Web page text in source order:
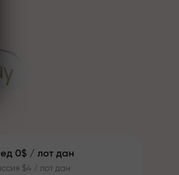
0$ / лот дан
$4 / лот дан